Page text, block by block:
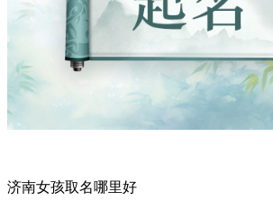
济南女孩取名哪里好